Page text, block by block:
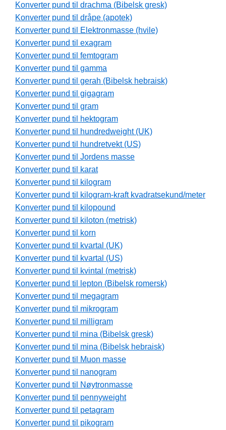
Konverter pund til drachma (Bibelsk gresk)
Konverter pund til dråpe (apotek)
Konverter pund til Elektronmasse (hvile)
Konverter pund til exagram
Konverter pund til femtogram
Konverter pund til gamma
Konverter pund til gerah (Bibelsk hebraisk)
Konverter pund til gigagram
Konverter pund til gram
Konverter pund til hektogram
Konverter pund til hundredweight (UK)
Konverter pund til hundretvekt (US)
Konverter pund til Jordens masse
Konverter pund til karat
Konverter pund til kilogram
Konverter pund til kilogram-kraft kvadratsekund/meter
Konverter pund til kilopound
Konverter pund til kiloton (metrisk)
Konverter pund til korn
Konverter pund til kvartal (UK)
Konverter pund til kvartal (US)
Konverter pund til kvintal (metrisk)
Konverter pund til lepton (Bibelsk romersk)
Konverter pund til megagram
Konverter pund til mikrogram
Konverter pund til milligram
Konverter pund til mina (Bibelsk gresk)
Konverter pund til mina (Bibelsk hebraisk)
Konverter pund til Muon masse
Konverter pund til nanogram
Konverter pund til Nøytronmasse
Konverter pund til pennyweight
Konverter pund til petagram
Konverter pund til pikogram